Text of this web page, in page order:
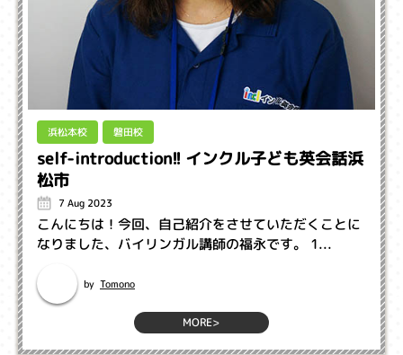
浜松本校 磐田校
self-introduction!! インクル子ども英会話浜
松市
7 Aug 2023
こんにちは！今回、自己紹介をさせていただくことに
なりました、バイリンガル講師の福永です。 1...
by Tomono
MORE>